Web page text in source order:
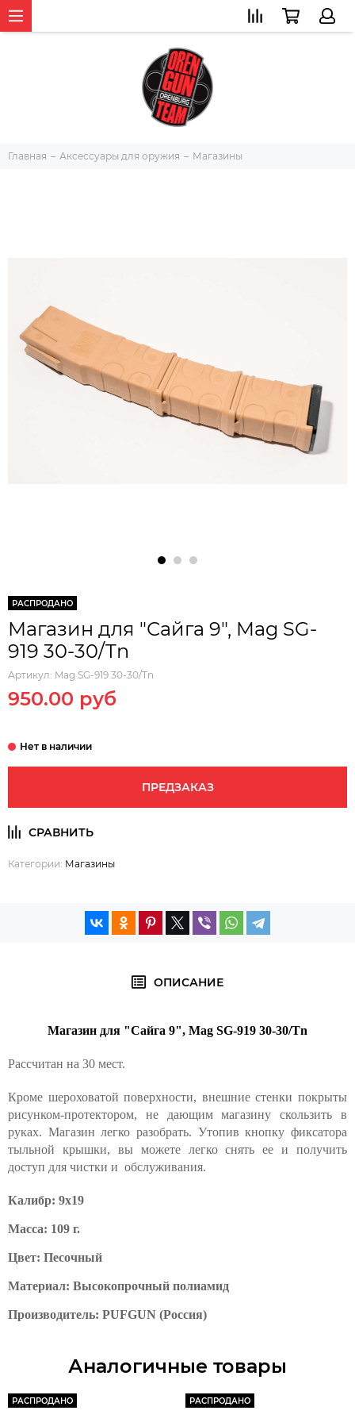
Главная Аксессуары для оружия Магазины
РАСПРОДАНО
Магазин для "Сайга 9", Mag SG-
919 30-30/Tn
Артикул: Mag SG-919 30-30/Tn
950.00 руб
ПРЕДЗАКАЗ
Категории: Магазины
ОПИСАНИЕ
Магазин для "Сайга 9", Mag SG-919 30-30/Tn
Рассчитан на 30 мест.
Кроме шероховатой поверхности, внешние стенки покрыты
рисунком-протектором, не дающим магазину скользить в
руках. Магазин легко разобрать. Утопив кнопку фиксатора
тыльной крышки, вы можете легко снять ее и получить
доступ для чистки и обслуживания.
Калибр: 9х19
Масса: 109 г.
Цвет: Песочный
Материал: Высокопрочный полиамид
Производитель: PUFGUN (Россия)
Аналогичные товары
РАСПРОДАНО РАСПРОДАНО